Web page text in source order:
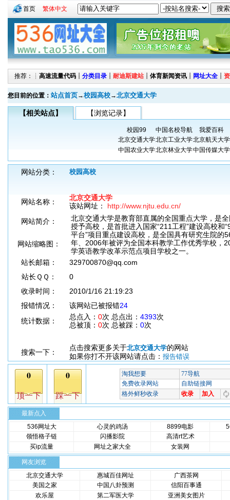
首页 繁体中文
推荐：┊ 高速流量代码 ┊ 分类目录 ┊ 耐迪斯建站 ┊ 体育新闻资讯 ┊ 网址大全 ┊
您目前的位置： 站点首页→校园高校→北京交通大学
【相关站点】 【浏览记录】
校园99 中国名校导航
我爱百科
北京交通大学北京工业大学北京航天大学
中国农业大学北京林业大学中国传媒大学
网站分类： 校园高校
网站名称：
北京交通大学
该站网址： http://www.njtu.edu.cn/
网站简介：
北京交通大学是教育部直属的全国重点大学，是
授予高校，是首批进入国家“211工程”建设高校和
平台”项目重点建设高校，是全国具有研究生院的
年、2006年被评为全国本科教学工作优秀学校，
学英语教学改革示范点项目学校之一。
网站缩略图：
站长邮箱：
329700870@qq.com
站长ＱＱ：
0
收录时间：
2010/1/16 21:19:23
报错情况：
该网站已被报错24
统计数据：
总点入： 0次 总点出： 4393次
总被顶： 0次 总被踩： 0次
搜索一下：
点击搜索更多关于北京交通大学的网站
如果你打不开该网站请点击： 报告错误
最新点入
536网址大
心灵的鸡汤 8899电影
领悟格子链
闪播影院
高清rt艺术
买ip流量
网址之家大全 女装网
网友浏览
北京交通大学
惠城百佳网址
广西茶网
美国之家
中国八卦预测
信阳百事通
欢乐屋
第二军医大学 亚洲美女图片